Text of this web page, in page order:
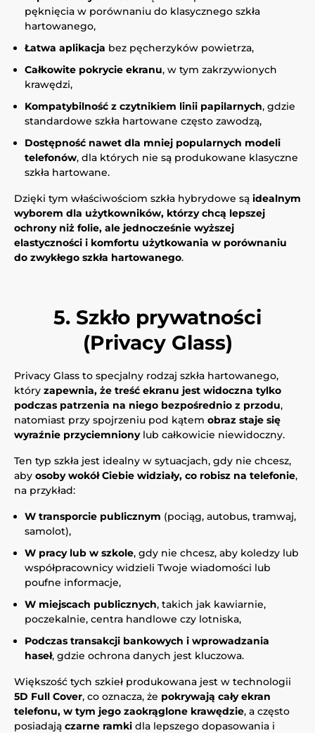
pęknięcia w porównaniu do klasycznego szkła
hartowanego,
Łatwa aplikacja bez pęcherzyków powietrza,
Całkowite pokrycie ekranu, w tym zakrzywionych
krawędzi,
Kompatybilność z czytnikiem linii papilarnych, gdzie
standardowe szkła hartowane często zawodzą,
Dostępność nawet dla mniej popularnych modeli
telefonów, dla których nie są produkowane klasyczne
szkła hartowane.
Dzięki tym właściwościom szkła hybrydowe są idealnym
wyborem dla użytkowników, którzy chcą lepszej
ochrony niż folie, ale jednocześnie wyższej
elastyczności i komfortu użytkowania w porównaniu
do zwykłego szkła hartowanego.
5. Szkło prywatności
(Privacy Glass)
Privacy Glass to specjalny rodzaj szkła hartowanego,
który zapewnia, że treść ekranu jest widoczna tylko
podczas patrzenia na niego bezpośrednio z przodu,
natomiast przy spojrzeniu pod kątem obraz staje się
wyraźnie przyciemnionylub całkowicie niewidoczny.
Ten typ szkła jest idealny w sytuacjach, gdy nie chcesz,
aby osoby wokół Ciebie widziały, co robisz na telefonie,
na przykład:
W transporcie publicznym (pociąg, autobus, tramwaj,
samolot),
W pracy lub w szkole, gdy nie chcesz, aby koledzy lub
współpracownicy widzieli Twoje wiadomości lub
poufne informacje,
W miejscach publicznych, takich jak kawiarnie,
poczekalnie, centra handlowe czy lotniska,
Podczas transakcji bankowych i wprowadzania
haseł, gdzie ochrona danych jest kluczowa.
Większość tych szkieł produkowana jest w technologii
5D Full Cover, co oznacza, że pokrywają cały ekran
telefonu, w tym jego zaokrąglone krawędzie, a często
posiadają czarne ramki dla lepszego dopasowania i